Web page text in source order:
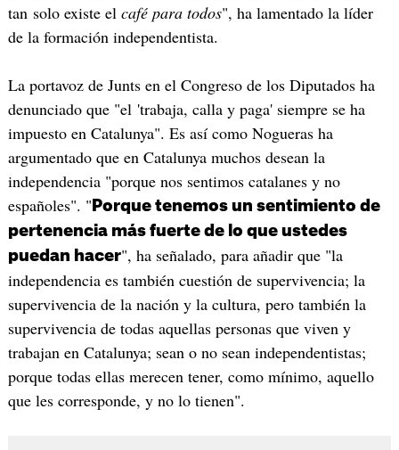
tan solo existe el café para todos", ha lamentado la líder
de la formación independentista.
La portavoz de Junts en el Congreso de los Diputados ha
denunciado que "el 'trabaja, calla y paga' siempre se ha
impuesto en Catalunya". Es así como Nogueras ha
argumentado que en Catalunya muchos desean la
independencia "porque nos sentimos catalanes y no
españoles". " Porque tenemos un sentimiento de
pertenencia más fuerte de lo que ustedes
puedan hacer", ha señalado, para añadir que "la
independencia es también cuestión de supervivencia; la
supervivencia de la nación y la cultura, pero también la
supervivencia de todas aquellas personas que viven y
trabajan en Catalunya; sean o no sean independentistas;
porque todas ellas merecen tener, como mínimo, aquello
que les corresponde, y no lo tienen".